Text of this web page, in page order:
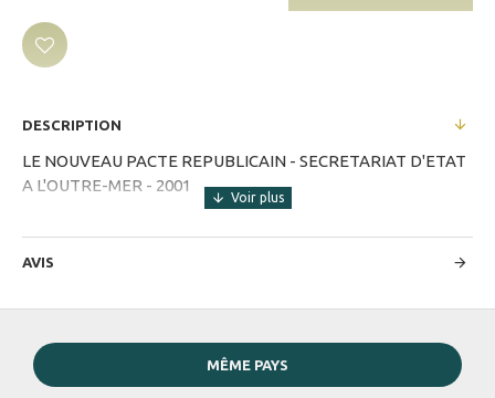
DESCRIPTION
LE NOUVEAU PACTE REPUBLICAIN - SECRETARIAT D'ETAT
A L'OUTRE-MER - 2001
AVIS
MÊME PAYS